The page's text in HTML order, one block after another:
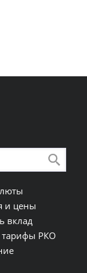
и цены
вклад
тарифы РКО